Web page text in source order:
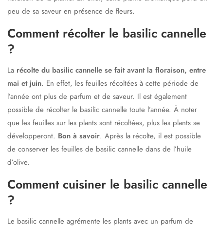
peu de sa saveur en présence de fleurs.
Comment récolter le basilic cannelle
?
La récolte du basilic cannelle se fait avant la floraison, entre
mai et juin. En effet, les feuilles récoltées à cette période de
l’année ont plus de parfum et de saveur. Il est également
possible de récolter le basilic cannelle toute l’année. À noter
que les feuilles sur les plants sont récoltées, plus les plants se
développeront. Bon à savoir. Après la récolte, il est possible
de conserver les feuilles de basilic cannelle dans de l’huile
d’olive.
Comment cuisiner le basilic cannelle
?
Le basilic cannelle agrémente les plants avec un parfum de